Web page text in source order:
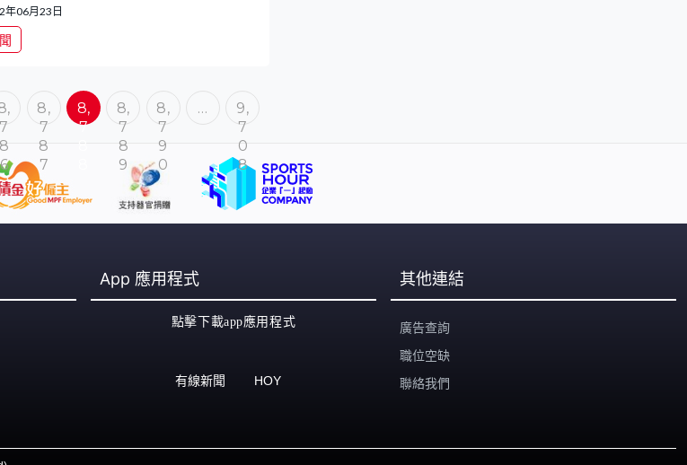
年06月23日
7
8
6
8,
7
8
7
8,
7
8,
7
8
9
8,
7
9
0
…
9,
7
0
8
App 應用程式
點擊下載app應用程式
有線新聞 HOY
其他連結
廣告查詢
職位空缺
聯絡我們